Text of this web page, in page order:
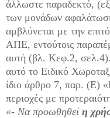
άλλωστε παραδεκτό,
των μονάδων
αμβλύνεται με την
ΑΠΕ, εντούτοις
αυτή (βλ. Κεφ.2, σελ.4).
αυτό το Ειδικό
ίδιο άρθρο 7, παρ. (Ε)
περιοχές με
«- Να προωθηθεί η